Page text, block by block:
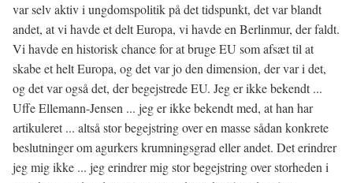
var selv aktiv i ungdomspolitik på det tidspunkt, det var blandt
andet, at vi havde et delt Europa, vi havde en Berlinmur, der faldt.
Vi havde en historisk chance for at bruge EU som afsæt til at
skabe et helt Europa, og det var jo den dimension, der var i det,
og det var også det, der begejstrede EU. Jeg er ikke bekendt ...
Uffe Ellemann-Jensen ... jeg er ikke bekendt med, at han har
artikuleret ... altså stor begejstring over en masse sådan konkrete
beslutninger om agurkers krumningsgrad eller andet. Det erindrer
jeg mig ikke ... jeg erindrer mig stor begejstring over storheden i